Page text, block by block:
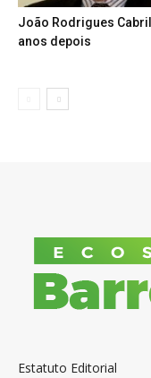
João Rodrigues
anos depois
Estatuto Editorial